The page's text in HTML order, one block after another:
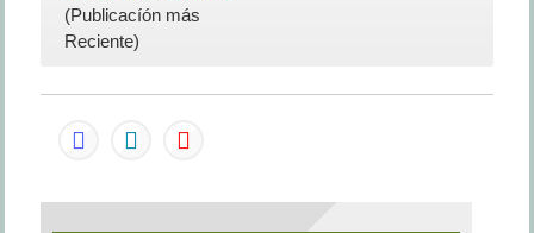
(Publicacíón más
Reciente)